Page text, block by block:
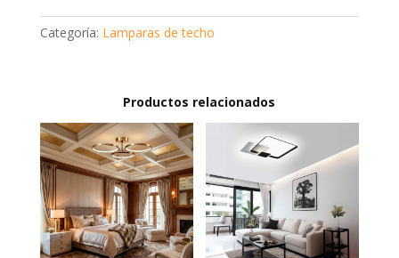
Categoría: Lamparas de techo
Productos relacionados